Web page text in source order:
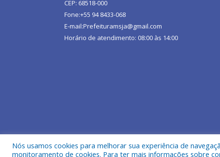
CEP: 68518-000
Fone:+55 94 8433-068
E-mail:Prefeituramsja@gmail.com
Horário de atendimento: 08:00 às 14:00
Todos os direitos reservados a Prefeitura Municipal
Nós usamos cookies para melhorar sua experiência de
monitoramento de cookies. Para ter mais informações sobre